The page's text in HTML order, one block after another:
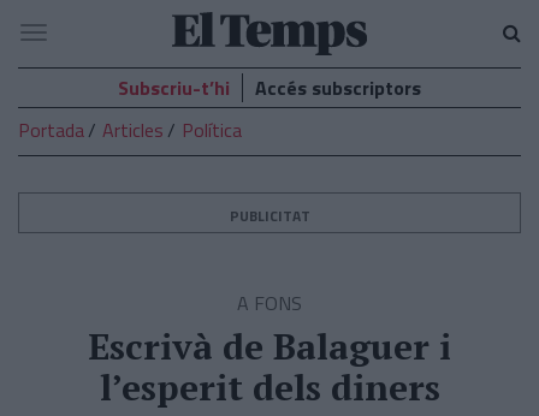
El
Temps
Navegació
Subscriu-t’hi
Accés subscriptors
Portada
Articles Política
PUBLICITAT
A FONS
Escrivà de Balaguer i
l’esperit dels diners